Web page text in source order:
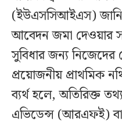
(ইউএসসিআইএস)
আবেদন জমা দেওয়ার
সুবিধার জন্য নিজেদের
প্রয়োজনীয় প্রাথমিক
ব্যর্থ হলে, অতিরিক্ত
এভিডেন্স (আরএফই)